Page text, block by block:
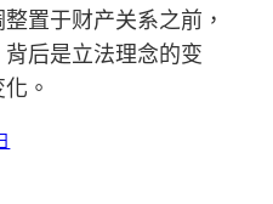
置于财产关系之前，
后是立法理念的变
。